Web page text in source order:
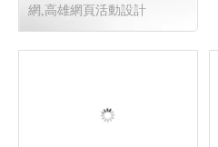
製程式設計
客製購物網站,會